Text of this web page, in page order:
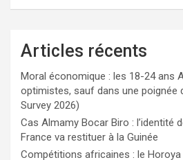
Articles récents
Moral économique : les 18-24 ans
optimistes, sauf dans une poignée
Survey 2026)
Cas Almamy Bocar Biro : l’identité
France va restituer à la Guinée
Compétitions africaines : le